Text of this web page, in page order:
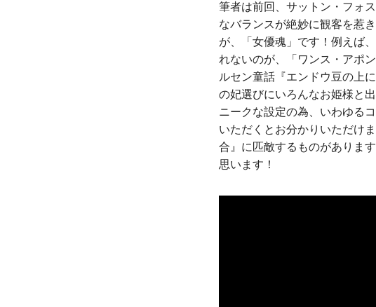
筆者は前回、サットン・フォ
なバランスが絶妙に観客を惹
が、「女優魂」です！例えば
れないのが、「ワンス・アポ
ルセン童話『エンドウ豆の上
の妃選びにいろんなお姫様と
ニークな設定の為、いわゆる
いただくとお分かりいただけ
合』に匹敵するものがありま
思います！